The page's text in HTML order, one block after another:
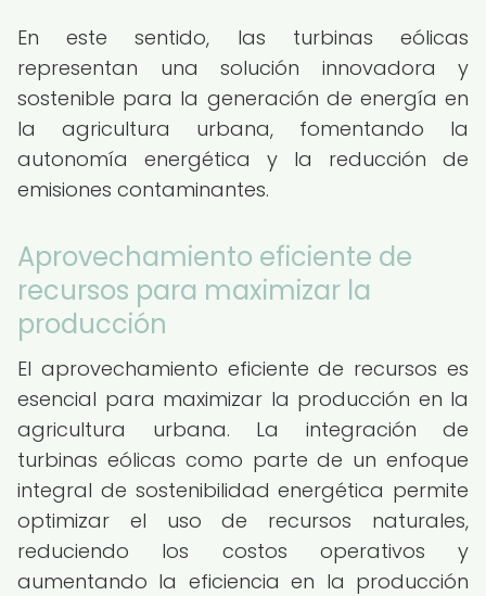
En este sentido, las turbinas eólicas
representan una solución innovadora y
sostenible para la generación de energía en
la agricultura urbana, fomentando la
autonomía energética y la reducción de
emisiones contaminantes.
Aprovechamiento eficiente de
recursos para maximizar la
producción
El aprovechamiento eficiente de recursos es
esencial para maximizar la producción en la
agricultura urbana. La integración de
turbinas eólicas como parte de un enfoque
integral de sostenibilidad energética permite
optimizar el uso de recursos naturales,
reduciendo los costos operativos y
aumentando la eficiencia en la producción